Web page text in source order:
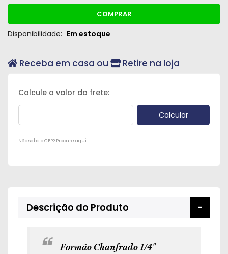
COMPRAR
Disponibilidade: Em estoque
Receba em casa ou Retire na loja
Não sabe o CEP? Procure aqui
Descrição do Produto
Formão Chanfrado 1/4"